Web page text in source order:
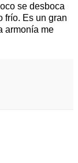
se desboca
frío. Es un gran
armonía me